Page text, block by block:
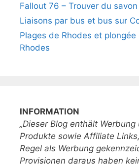
Fallout 76 – Trouver du savon
Liaisons par bus et bus sur
Plages de Rhodes et plongée
Rhodes
INFORMATION
„Dieser Blog enthält
Produkte sowie Affiliate
Regel als Werbung
Provisionen daraus haben